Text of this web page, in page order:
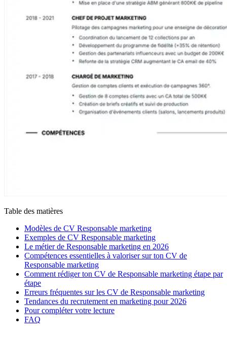
Table des matières
Modèles de CV Responsable marketing
Exemples de CV Responsable marketing
Le métier de Responsable marketing en 2026
Compétences essentielles à valoriser sur ton CV de
Responsable marketing
Comment rédiger ton CV de Responsable marketing étape par
étape
Erreurs fréquentes sur les CV de Responsable marketing
Tendances du recrutement en marketing pour 2026
Pour compléter votre lecture
FAQ